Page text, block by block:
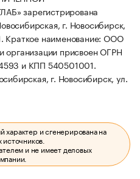
зарегистрирована
г. Новосибирск,
Краткое наименование: ООО
организации присвоен ОГРН
и КПП 540501001.
г. Новосибирск, ул.
и сгенерирована на
и не имеет деловых